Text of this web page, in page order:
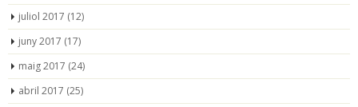
juliol 2017 (12)
juny 2017 (17)
maig 2017 (24)
abril 2017 (25)